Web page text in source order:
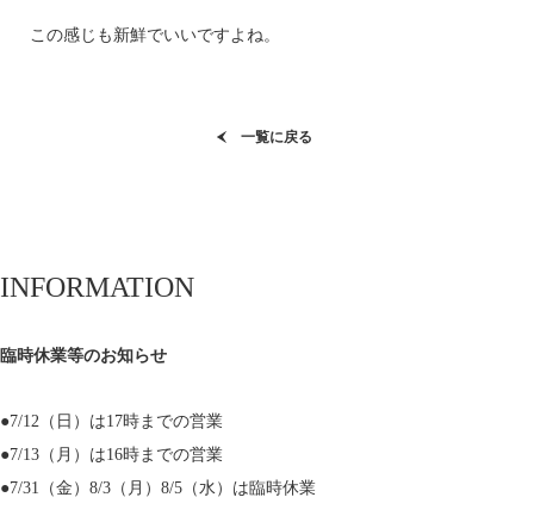
この感じも新鮮でいいですよね。
一覧に戻る
INFORMATION
臨時休業等のお知らせ
●7/12（日）は17時までの営業
●7/13（月）は16時までの営業
●7/31（金）8/3（月）8/5（水）は臨時休業